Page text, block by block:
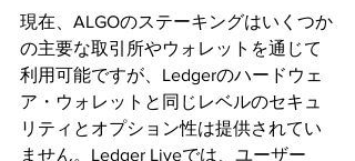
現在、ALGOのステーキングはいくつか
の主要な取引所やウォレットを通じて
利用可能ですが、Ledgerのハードウェ
ア・ウォレットと同じレベルのセキュ
リティとオプション性は提供されてい
ません。Ledger Liveでは、ユーザー